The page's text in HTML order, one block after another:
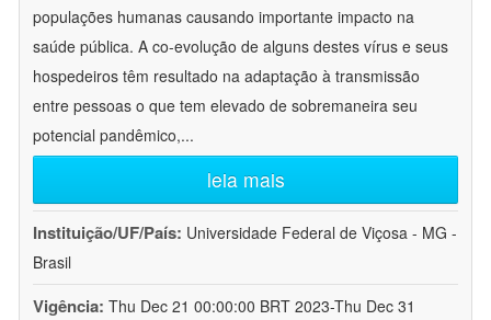
populações humanas causando importante impacto na
saúde pública. A co-evolução de alguns destes vírus e seus
hospedeiros têm resultado na adaptação à transmissão
entre pessoas o que tem elevado de sobremaneira seu
potencial pandêmico,...
leia mais
Instituição/UF/País: Universidade Federal de Viçosa - MG -
Brasil
Vigência: Thu Dec 21 00:00:00 BRT 2023-Thu Dec 31